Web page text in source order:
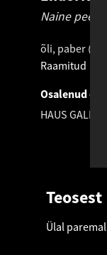
Naine
õli, paber
Raamitud
Osalenud
HAUS
Teosest
Ülal